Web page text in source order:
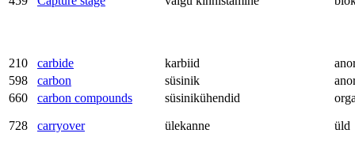
210 carbide karbiid
598
carbon süsinik
660
carbon compounds süsinikühendid
728 carryover ülekanne üld